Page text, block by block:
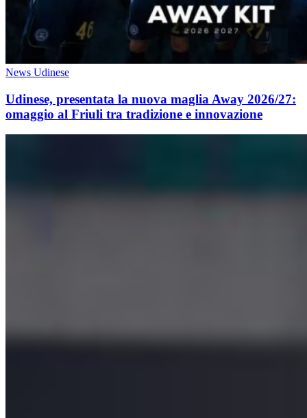
News Udinese
Udinese, presentata la nuova maglia Away 2026/27:
omaggio al Friuli tra tradizione e innovazione